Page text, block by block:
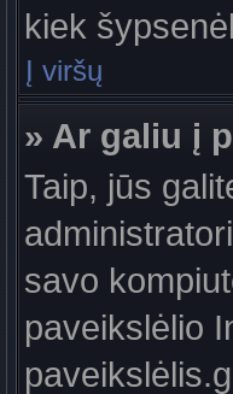
kiek
Į viršų
» Ar galiu į
Taip, jūs
savo
paveikslėlio